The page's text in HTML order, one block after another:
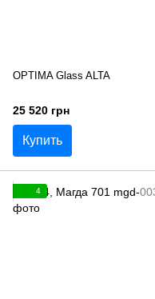
OPTIMA Glass ALTA
25 520 грн
Купить
4